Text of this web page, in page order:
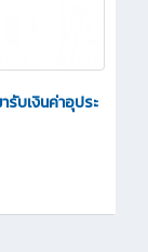
รับเงินค่าอุประ